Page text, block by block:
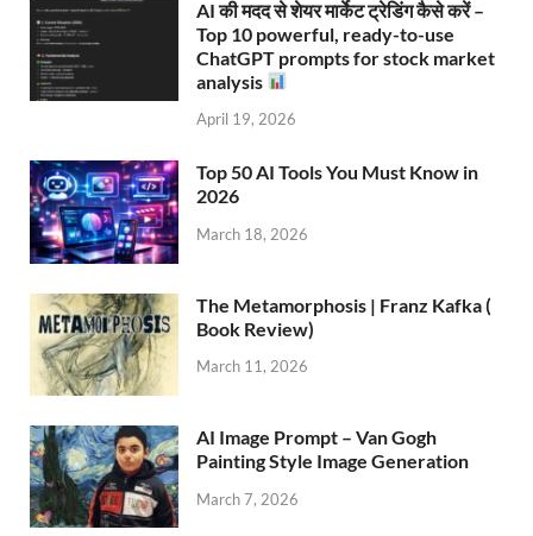
AI की मदद से शेयर मार्केट ट्रेडिंग कैसे करें –
Top 10 powerful, ready-to-use
ChatGPT prompts for stock market
analysis
April 19, 2026
Top 50 AI Tools You Must Know in
2026
March 18, 2026
The Metamorphosis | Franz Kafka (
Book Review)
March 11, 2026
AI Image Prompt – Van Gogh
Painting Style Image Generation
March 7, 2026